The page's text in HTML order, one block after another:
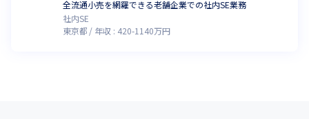
全流通小売を網羅できる老舗企業での社内SE業務
社内SE
東京都
年収 : 420-1140万円